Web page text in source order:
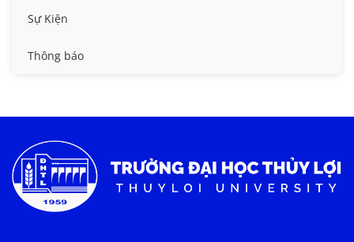
Tin công tác sinh viên
Tin đào tạo
Tin tức chung
Sự Kiện
Thông báo